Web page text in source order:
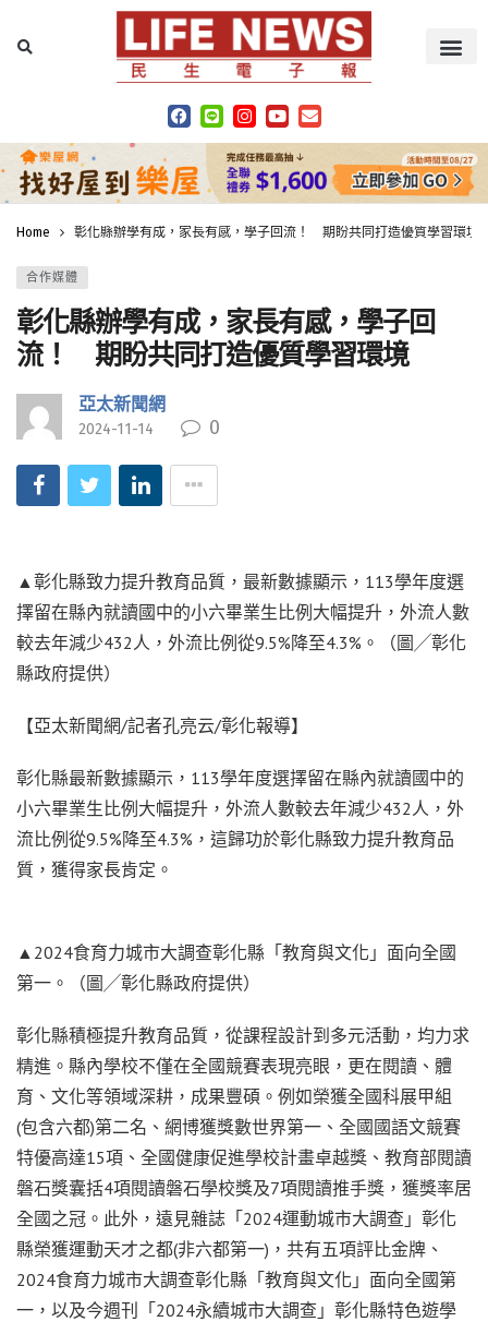
Home 彰化縣辦學有成，家長有感，學子回流！ 期盼共同打造優質學習環境
合作媒體
彰化縣辦學有成，家長有感，學子回
流！ 期盼共同打造優質學習環境
亞太新聞網
2024-11-14 0
▲彰化縣致力提升教育品質，最新數據顯示，113學年度選
擇留在縣內就讀國中的小六畢業生比例大幅提升，外流人數
較去年減少432人，外流比例從9.5%降至4.3%。（圖╱彰化
縣政府提供）
【亞太新聞網/記者孔亮云/彰化報導】
彰化縣最新數據顯示，113學年度選擇留在縣內就讀國中的
小六畢業生比例大幅提升，外流人數較去年減少432人，外
流比例從9.5%降至4.3%，這歸功於彰化縣致力提升教育品
質，獲得家長肯定。
▲2024食育力城市大調查彰化縣「教育與文化」面向全國
第一。（圖╱彰化縣政府提供）
彰化縣積極提升教育品質，從課程設計到多元活動，均力求
精進。縣內學校不僅在全國競賽表現亮眼，更在閱讀、體
育、文化等領域深耕，成果豐碩。例如榮獲全國科展甲組
(包含六都)第二名、網博獲獎數世界第一、全國國語文競賽
特優高達15項、全國健康促進學校計畫卓越獎、教育部閱讀
磐石獎囊括4項閱讀磐石學校獎及7項閱讀推手獎，獲獎率居
全國之冠。此外，遠見雜誌「2024運動城市大調查」彰化
縣榮獲運動天才之都(非六都第一)，共有五項評比金牌、
2024食育力城市大調查彰化縣「教育與文化」面向全國第
一，以及今週刊「2024永續城市大調查」彰化縣特色遊學